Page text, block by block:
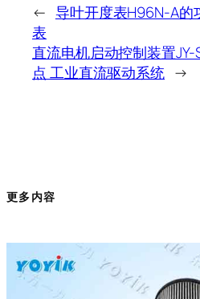
← 导叶开度表H96N-A的
表
直流电机启动控制装置
点 工业直流驱动系统 →
更多内容